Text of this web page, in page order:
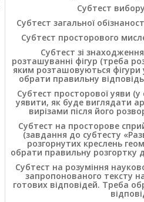
Субтест
Субтест загальної
Субтест просторового
Субтест зі
розташуванні фігур (треба
яким розташовуються фігури
обрати правильну
Субтест просторової уяви
уявити, як буде виглядати
вирізами після його
Субтест на просторове
(завдання до субтесту
розгорнутих креслень
обрати правильну розгортку
Субтест на розуміння
запропонованого тексту
готових відповідей. Треба